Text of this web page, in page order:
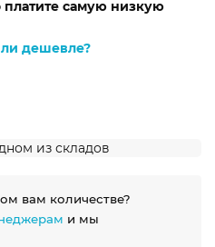
платите самую низкую
дешевле?
из складов
вам количестве?
и мы